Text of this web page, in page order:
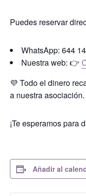
Puedes reservar
WhatsApp: 644
Nuestra web: 👉
💜 Todo el dinero
a nuestra asociación.
¡Te esperamos para
Añadir al